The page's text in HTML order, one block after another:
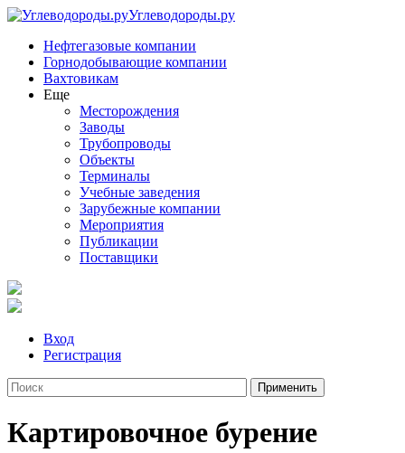
Углеводороды.ру
Нефтегазовые компании
Горнодобывающие компании
Вахтовикам
Еще
Месторождения
Заводы
Трубопроводы
Объекты
Терминалы
Учебные заведения
Зарубежные компании
Мероприятия
Публикации
Поставщики
Вход
Регистрация
Картировочное бурение